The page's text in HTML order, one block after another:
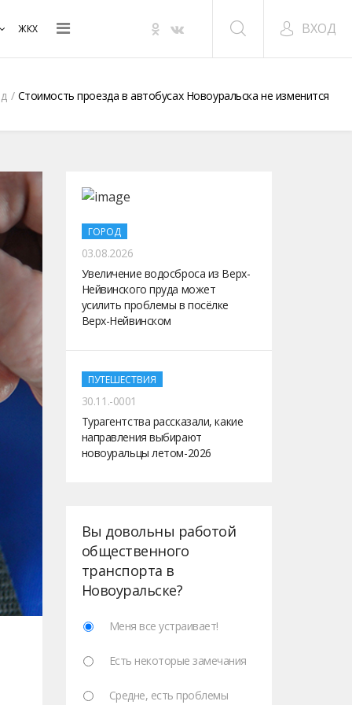
ЖКХ ВХОД
Стоимость проезда в автобусах Новоуральска не изменится
ГОРОД
03.08.2026
Увеличение водосброса из Верх-
Нейвинского пруда может
усилить проблемы в посёлке
Верх-Нейвинском
ПУТЕШЕСТВИЯ
30.11.-0001
Турагентства рассказали, какие
направления выбирают
новоуральцы летом-2026
Вы довольны работой
общественного
транспорта в
Новоуральске?
Меня все устраивает!
Есть некоторые замечания
Средне, есть проблемы